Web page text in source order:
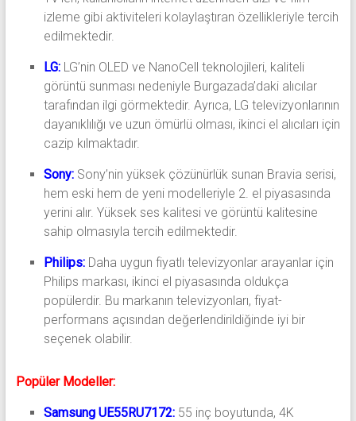
izleme gibi aktiviteleri kolaylaştıran özellikleriyle tercih
edilmektedir.
LG:LG’nin OLED ve NanoCell teknolojileri, kaliteli
görüntü sunması nedeniyle Burgazada’daki alıcılar
tarafından ilgi görmektedir. Ayrıca, LG televizyonlarının
dayanıklılığı ve uzun ömürlü olması, ikinci el alıcıları için
cazip kılmaktadır.
Sony:Sony’nin yüksek çözünürlük sunan Bravia serisi,
hem eski hem de yeni modelleriyle 2. el piyasasında
yerini alır. Yüksek ses kalitesi ve görüntü kalitesine
sahip olmasıyla tercih edilmektedir.
Philips:Daha uygun fiyatlı televizyonlar arayanlar için
Philips markası, ikinci el piyasasında oldukça
popülerdir. Bu markanın televizyonları, fiyat-
performans açısından değerlendirildiğinde iyi bir
seçenek olabilir.
Popüler Modeller:
Samsung UE55RU7172:55 inç boyutunda, 4K